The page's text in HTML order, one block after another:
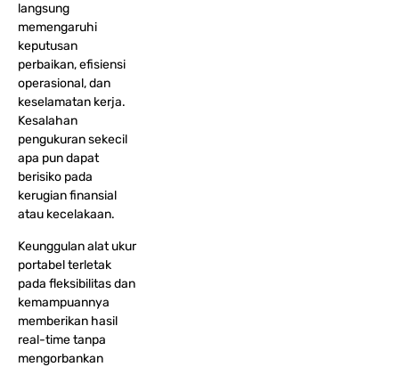
langsung
memengaruhi
keputusan
perbaikan, efisiensi
operasional, dan
keselamatan kerja.
Kesalahan
pengukuran sekecil
apa pun dapat
berisiko pada
kerugian finansial
atau kecelakaan.
Keunggulan alat ukur
portabel terletak
pada fleksibilitas dan
kemampuannya
memberikan hasil
real-time tanpa
mengorbankan